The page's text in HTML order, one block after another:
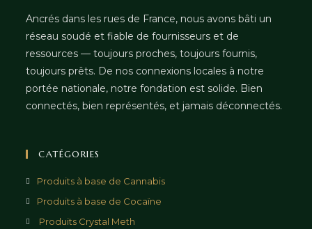
Ancrés dans les rues de France, nous avons bâti un
réseau soudé et fiable de fournisseurs et de
ressources — toujours proches, toujours fournis,
toujours prêts. De nos connexions locales à notre
portée nationale, notre fondation est solide. Bien
connectés, bien représentés, et jamais déconnectés.
CATÉGORIES
Produits à base de Cannabis
Produits à base de Cocaïne
Produits Crystal Meth